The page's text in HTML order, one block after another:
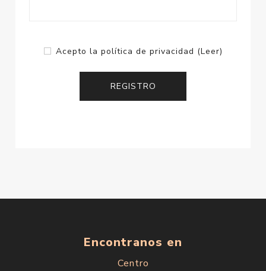
Acepto la política de privacidad (Leer)
Encontranos en
Centro